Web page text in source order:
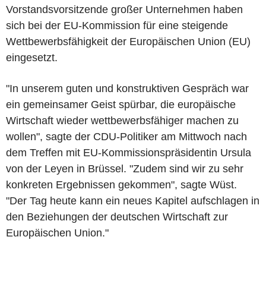
Vorstandsvorsitzende großer Unternehmen haben
sich bei der EU-Kommission für eine steigende
Wettbewerbsfähigkeit der Europäischen Union (EU)
eingesetzt.
"In unserem guten und konstruktiven Gespräch war
ein gemeinsamer Geist spürbar, die europäische
Wirtschaft wieder wettbewerbsfähiger machen zu
wollen", sagte der CDU-Politiker am Mittwoch nach
dem Treffen mit EU-Kommissionspräsidentin Ursula
von der Leyen in Brüssel. "Zudem sind wir zu sehr
konkreten Ergebnissen gekommen", sagte Wüst.
"Der Tag heute kann ein neues Kapitel aufschlagen in
den Beziehungen der deutschen Wirtschaft zur
Europäischen Union."